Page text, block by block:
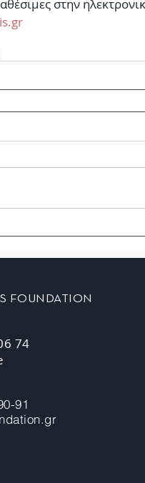
στην
FOUNDATION
74
91